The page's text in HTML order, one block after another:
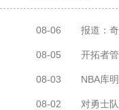
08-06 报道：奇才
08-05 开拓者管理层
08-03 NBA库明加“苦
08-02 对勇士队的忠诚